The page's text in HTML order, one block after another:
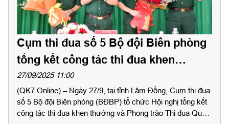
Cụm thi đua số 5 Bộ đội Biên phòng
tổng kết công tác thi đua khen
thưởng và Phong trào Thi đua Quyết
thắng năm 2025
27/09/2025 11:00
(QK7 Online) – Ngày 27/9, tại tỉnh Lâm Đồng, Cụm thi đua
số 5 Bộ đội Biên phòng (BĐBP) tổ chức Hội nghị tổng kết
công tác thi đua khen thưởng và Phong trào Thi đua Quyết